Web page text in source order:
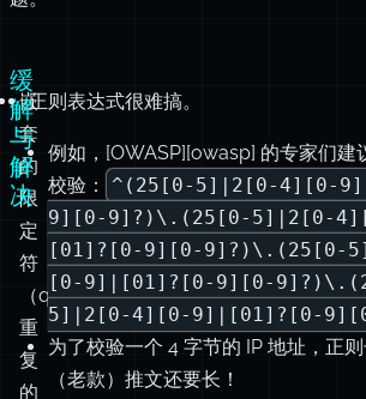
题。
嵌
套
的
定
符
（quantifiers）、
缓
解
与
解
决
正则表达式很难搞。
例如，[OWASP][owasp] 的专家们建
校验： ^(25[0-5]|2[0-4][0-
9][0-9]?)\.(25[0-5]|2[0-
[01]?[0-9][0-9]?)\.(25[0-
[0-9]|[01]?[0-9][0-